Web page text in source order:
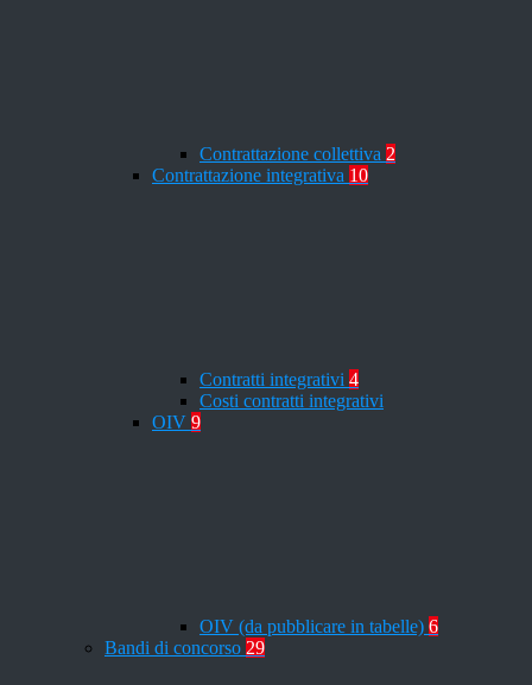
Contrattazione collettiva 2
Contrattazione integrativa 10
Contratti integrativi 4
Costi contratti integrativi
OIV 9
OIV (da pubblicare in tabelle) 6
Bandi di concorso 29